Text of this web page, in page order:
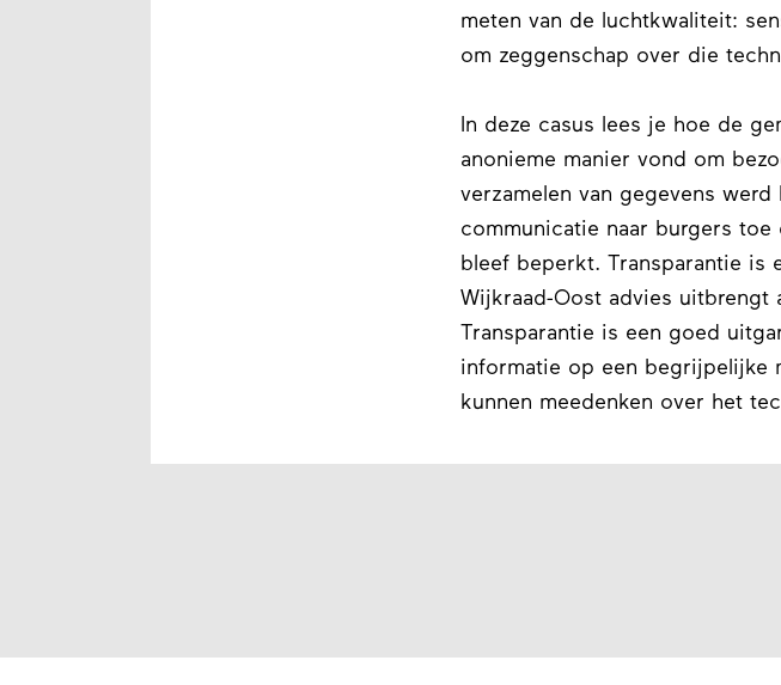
meten van de luchtkwaliteit:
om zeggenschap over die
In deze casus lees je hoe de
anonieme manier vond om
verzamelen van gegevens
communicatie naar burgers
bleef beperkt. Transparantie is
Wijkraad-Oost advies uitbrengt
Transparantie is een goed
informatie op een begrijpelijke
kunnen meedenken over het